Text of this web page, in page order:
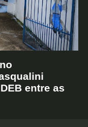
entre as